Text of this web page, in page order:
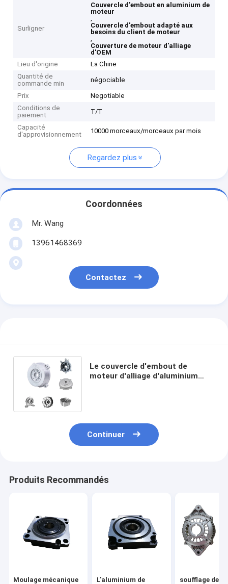
Surligner
Couvercle d'embout en aluminium de
moteur
,
Couvercle d'embout adapté aux
besoins du client de moteur
,
Couverture de moteur d'alliage
d'OEM
Lieu d'origine
La Chine
Quantité de
commande min
négociable
Prix
Negotiable
Conditions de
paiement
T/T
Capacité
d'approvisionnement
10000 morceaux/morceaux par mois
Regardez plus
Coordonnées
Mr. Wang
13961468369
Contactez
Le couvercle d'embout de
moteur d'alliage d'aluminium
Continuer
Produits Recommandés
Moulage mécanique
L'aluminium de
soufflage de